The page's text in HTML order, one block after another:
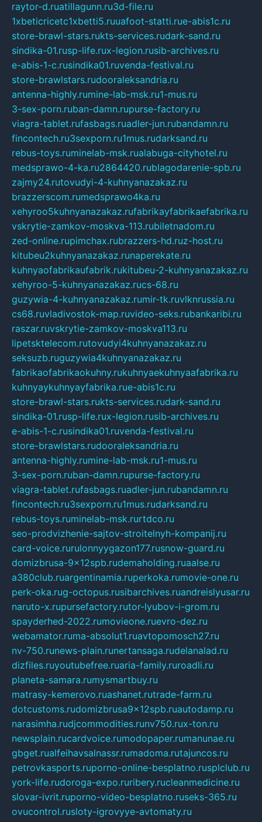
raytor-d.ruatillagunn.ru3d-file.ru
1xbeticricetc1xbetti5.ruuafoot-statti.rue-abis1c.ru
store-brawl-stars.rukts-services.rudark-sand.ru
sindika-01.rusp-life.rux-legion.rusib-archives.ru
e-abis-1-c.rusindika01.ruvenda-festival.ru
store-brawlstars.rudooraleksandria.ru
antenna-highly.rumine-lab-msk.ru1-mus.ru
3-sex-porn.ruban-damn.rupurse-factory.ru
viagra-tablet.rufasbags.ruadler-jun.rubandamn.ru
fincontech.ru3sexporn.ru1mus.rudarksand.ru
rebus-toys.ruminelab-msk.rualabuga-cityhotel.ru
medsprawo-4-ka.ru2864420.rublagodarenie-spb.ru
zajmy24.rutovudyi-4-kuhnyanazakaz.ru
brazzerscom.rumedsprawo4ka.ru
xehyroo5kuhnyanazakaz.rufabrikayfabrikaefabrika.ru
vskrytie-zamkov-moskva-113.rubiletnadom.ru
zed-online.rupimchax.rubrazzers-hd.ruz-host.ru
kitubeu2kuhnyanazakaz.runaperekate.ru
kuhnyaofabrikaufabrik.rukitubeu-2-kuhnyanazakaz.ru
xehyroo-5-kuhnyanazakaz.rucs-68.ru
guzywia-4-kuhnyanazakaz.rumir-tk.ruvlknrussia.ru
cs68.ruvladivostok-map.ruvideo-seks.rubankaribi.ru
raszar.ruvskrytie-zamkov-moskva113.ru
lipetsktelecom.rutovudyi4kuhnyanazakaz.ru
seksuzb.ruguzywia4kuhnyanazakaz.ru
fabrikaofabrikaokuhny.rukuhnyaekuhnyaafabrika.ru
kuhnyaykuhnyayfabrika.rue-abis1c.ru
store-brawl-stars.rukts-services.rudark-sand.ru
sindika-01.rusp-life.rux-legion.rusib-archives.ru
e-abis-1-c.rusindika01.ruvenda-festival.ru
store-brawlstars.rudooraleksandria.ru
antenna-highly.rumine-lab-msk.ru1-mus.ru
3-sex-porn.ruban-damn.rupurse-factory.ru
viagra-tablet.rufasbags.ruadler-jun.rubandamn.ru
fincontech.ru3sexporn.ru1mus.rudarksand.ru
rebus-toys.ruminelab-msk.rurtdco.ru
seo-prodvizhenie-sajtov-stroitelnyh-kompanij.ru
card-voice.rurulonnyygazon177.rusnow-guard.ru
domizbrusa-9x12spb.rudemaholding.ruaalse.ru
a380club.ruargentinamia.ruperkoka.rumovie-one.ru
perk-oka.rug-octopus.rusibarchives.ruandreislyusar.ru
naruto-x.rupursefactory.rutor-lyubov-i-grom.ru
spayderhed-2022.rumovieone.ruevro-dez.ru
webamator.ruma-absolut1.ruavtopomosch27.ru
nv-750.runews-plain.runertansaga.rudelanalad.ru
dizfiles.ruyoutubefree.ruaria-family.ruroadli.ru
planeta-samara.rumysmartbuy.ru
matrasy-kemerovo.ruashanet.rutrade-farm.ru
dotcustoms.rudomizbrusa9x12spb.ruautodamp.ru
narasimha.rudjcommodities.runv750.rux-ton.ru
newsplain.rucardvoice.rumodopaper.rumanunae.ru
gbget.rualfeihavsalnassr.rumadoma.rutajuncos.ru
petrovkasports.ruporno-online-besplatno.rusplclub.ru
york-life.rudoroga-expo.ruribery.rucleanmedicine.ru
slovar-ivrit.ruporno-video-besplatno.ruseks-365.ru
ovucontrol.rusloty-igrovyye-avtomaty.ru